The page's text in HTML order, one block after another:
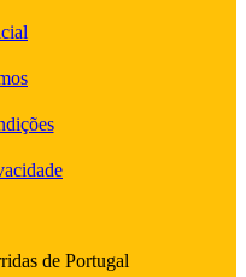
de Portugal